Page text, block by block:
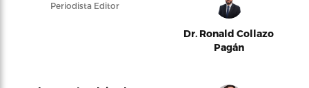
Periodista Editor
Dr. Ronald Collazo
Pagán